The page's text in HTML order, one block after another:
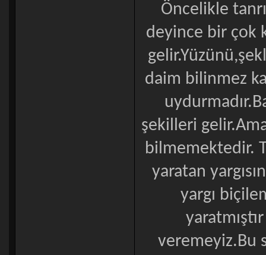
Öncelikle
deyince bir çok
daim bilinmez
şekilleri
bilmemektedir.
yaratan
yargı
veremeyiz.Bu